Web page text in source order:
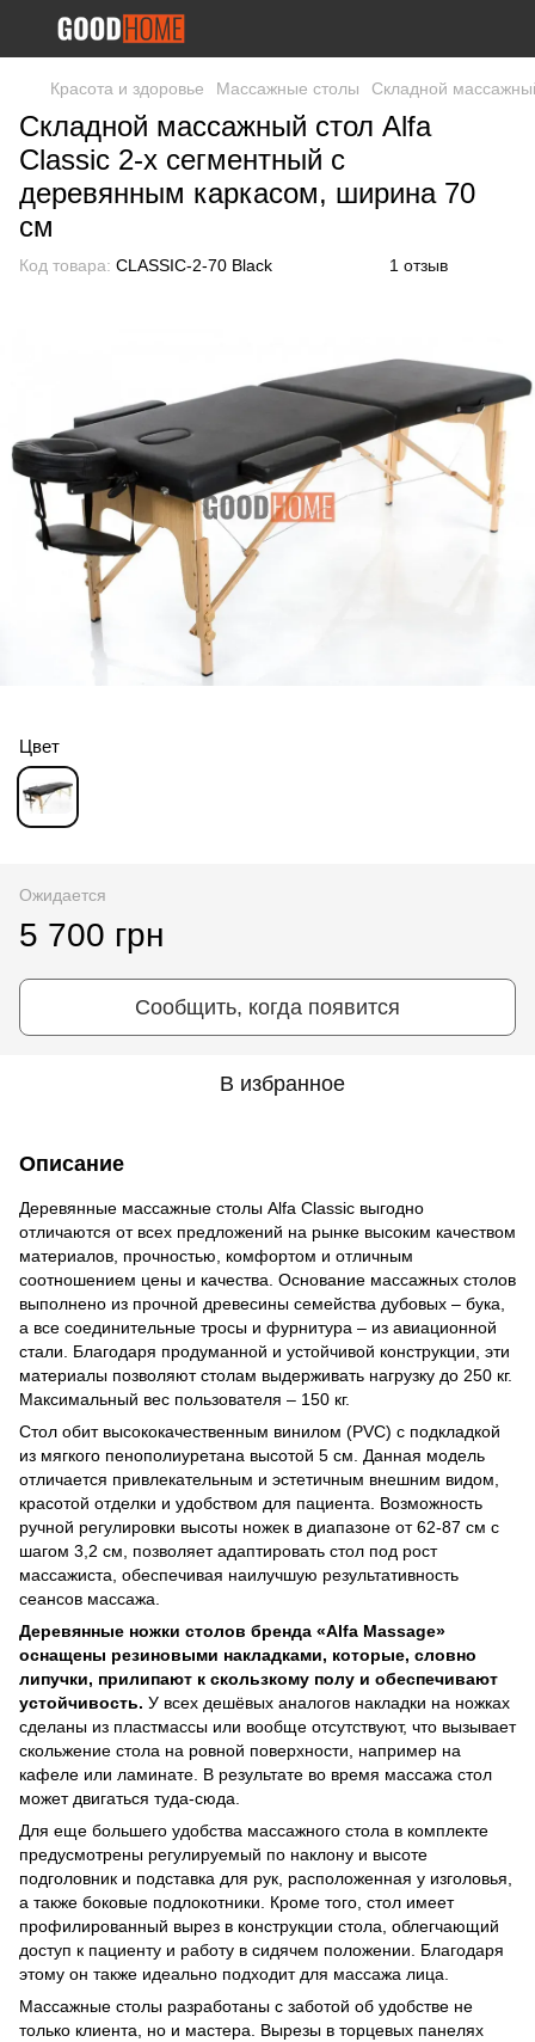
Красота и здоровье Массажные столы Складной
Складной массажный стол Alfa
Classic 2-х сегментный с
деревянным каркасом, ширина 70
см
Код товара: CLASSIC-2-70 Black 1 отзыв
Цвет
Ожидается
5 700 грн
Сообщить, когда появится
В избранное
Описание
Деревянные массажные столы Alfa Classic выгодно
отличаются от всех предложений на рынке высоким качеством
материалов, прочностью, комфортом и отличным
соотношением цены и качества. Основание массажных столов
выполнено из прочной древесины семейства дубовых – бука,
а все соединительные тросы и фурнитура – из авиационной
стали.
Благодаря продуманной и устойчивой конструкции, эти
материалы позволяют столам выдерживать нагрузку до 250 кг.
Максимальный вес пользователя – 150 кг.
Стол обит высококачественным винилом (PVC) с подкладкой
из мягкого пенополиуретана высотой 5 см. Данная модель
отличается привлекательным и эстетичным внешним видом,
красотой отделки и удобством для пациента. Возможность
ручной регулировки высоты ножек в диапазоне от 62-87 см с
шагом 3,2 см, позволяет адаптировать стол под рост
массажиста, обеспечивая наилучшую результативность
сеансов массажа.
Деревянные ножки столов бренда «Alfa Massage»
оснащены резиновыми накладками, которые, словно
липучки, прилипают к скользкому полу и обеспечивают
устойчивость. У всех дешёвых аналогов накладки на ножках
сделаны из пластмассы или вообще отсутствуют, что вызывает
скольжение стола на ровной поверхности, например на
кафеле или ламинате. В результате во время массажа стол
может двигаться туда-сюда.
Для еще большего удобства массажного стола в комплекте
предусмотрены регулируемый по наклону и высоте
подголовник и подставка для рук, расположенная у изголовья,
а также боковые подлокотники. Кроме того, стол имеет
профилированный вырез в конструкции стола, облегчающий
доступ к пациенту и работу в сидячем положении. Благодаря
этому он также идеально подходит для массажа лица.
Массажные столы разработаны с заботой об удобстве не
только клиента, но и мастера. Вырезы в торцевых панелях